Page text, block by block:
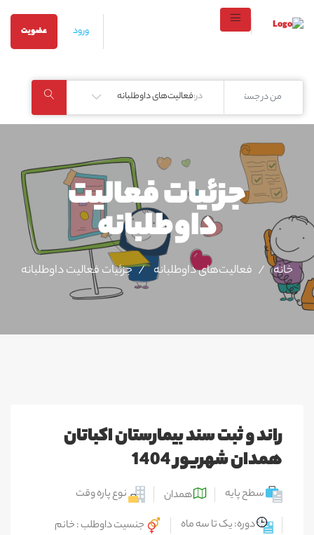
ورود عضویت
در:فعالیت‌های داوطلبانه
جزئیات فعالیت‌
داوطلبانه
خانه فعالیت‌های داوطلبانه جزئیات فعالیت‌ داوطلبانه
راند و ثبت سند بیمارستان اکباتان
همدان شهریور 1404
سطح پایه همدان
نوع پاره وقت
دوره: یک تا سه ماه
جنسیت داوطلب : خانم